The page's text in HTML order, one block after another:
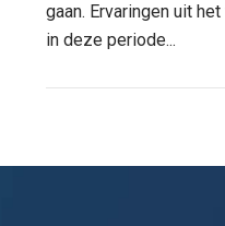
gaan. Ervaringen uit
in deze periode...